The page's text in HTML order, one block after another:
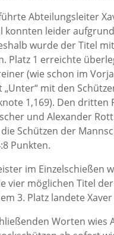
Abteilungsleiter
konnten leider
wurde der Titel
Platz 1 erreichte
(wie schon im
mit den
1,169). Den dritten
und Alexander
Schützen der
Punkten.
im Einzelschießen
vier möglichen Titel
3. Platz landete
Worten